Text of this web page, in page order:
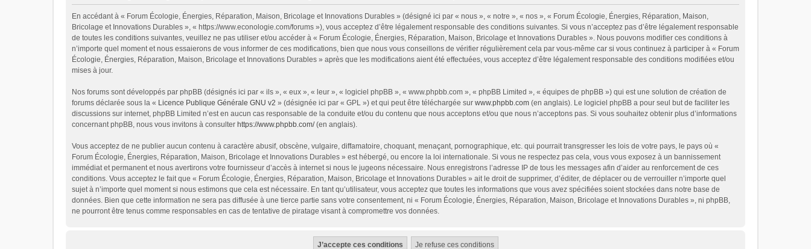
En accédant à « Forum Écologie, Énergies, Réparation, Maison, Bricolage et Innovations Durables » (désigné ici par « nous », « notre », « nos », « Forum Écologie, Énergies, Réparation, Maison,
Bricolage et Innovations Durables », « https://www.econologie.com/forums »), vous acceptez d’être légalement responsable des conditions suivantes. Si vous n’acceptez pas d’être légalement responsable
de toutes les conditions suivantes, veuillez ne pas utiliser et/ou accéder à « Forum Écologie, Énergies, Réparation, Maison, Bricolage et Innovations Durables ». Nous pouvons modifier ces conditions à
n’importe quel moment et nous essaierons de vous informer de ces modifications, bien que nous vous conseillons de vérifier régulièrement cela par vous-même car si vous continuez à participer à « Forum
Écologie, Énergies, Réparation, Maison, Bricolage et Innovations Durables » après que les modifications aient été effectuées, vous acceptez d’être légalement responsable des conditions modifiées et/ou
mises à jour.
Nos forums sont développés par phpBB (désignés ici par « ils », « eux », « leur », « logiciel phpBB », « www.phpbb.com », « phpBB Limited », « équipes de phpBB ») qui est une solution de création de
forums déclarée sous la « Licence Publique Générale GNU v2 » (désignée ici par « GPL ») et qui peut être téléchargée sur www.phpbb.com (en anglais). Le logiciel phpBB a pour seul but de faciliter les
discussions sur internet, phpBB Limited n’est en aucun cas responsable de la conduite et/ou du contenu que nous acceptons et/ou que nous n’acceptons pas. Si vous souhaitez obtenir plus d’informations
concernant phpBB, nous vous invitons à consulter https://www.phpbb.com/(en anglais).
Vous acceptez de ne publier aucun contenu à caractère abusif, obscène, vulgaire, diffamatoire, choquant, menaçant, pornographique, etc. qui pourrait transgresser les lois de votre pays, le pays où «
Forum Écologie, Énergies, Réparation, Maison, Bricolage et Innovations Durables » est hébergé, ou encore la loi internationale. Si vous ne respectez pas cela, vous vous exposez à un bannissement
immédiat et permanent et nous avertirons votre fournisseur d’accès à internet si nous le jugeons nécessaire. Nous enregistrons l’adresse IP de tous les messages afin d’aider au renforcement de ces
conditions. Vous acceptez le fait que « Forum Écologie, Énergies, Réparation, Maison, Bricolage et Innovations Durables » ait le droit de supprimer, d’éditer, de déplacer ou de verrouiller n’importe quel
sujet à n’importe quel moment si nous estimons que cela est nécessaire. En tant qu’utilisateur, vous acceptez que toutes les informations que vous avez spécifiées soient stockées dans notre base de
données. Bien que cette information ne sera pas diffusée à une tierce partie sans votre consentement, ni « Forum Écologie, Énergies, Réparation, Maison, Bricolage et Innovations Durables », ni phpBB,
ne pourront être tenus comme responsables en cas de tentative de piratage visant à compromettre vos données.